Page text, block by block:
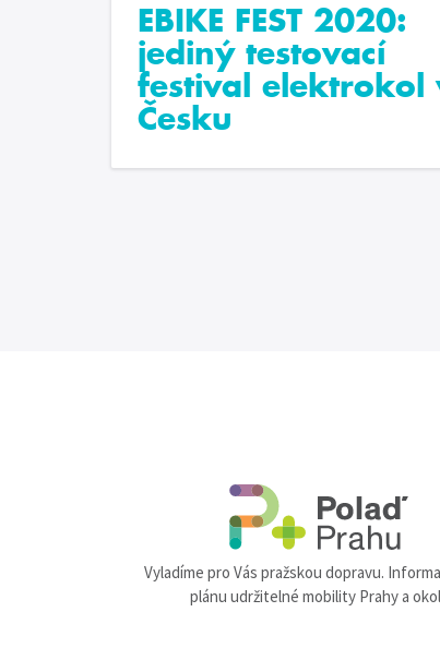
EBIKE FEST 2020:
jediný testovací
festival elektrokol
Česku
Vyladíme pro Vás pražskou dopravu.
plánu udržitelné mobility Prahy a